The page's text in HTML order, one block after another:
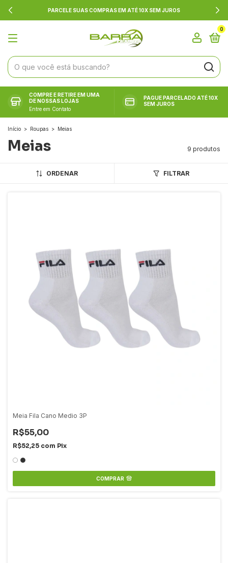
PARCELE SUAS COMPRAS EM ATÉ 10X SEM JUROS
0
COMPRE E RETIRE EM UMA
DE NOSSAS LOJAS
Entre em Contato
PAGUE PARCELADO ATÉ 10X
SEM JUROS
Início > Roupas > Meias
Meias 9 produtos
ORDENAR FILTRAR
Meia Fila Cano Medio 3P
R$55,00
R$52,25 com Pix
COMPRAR